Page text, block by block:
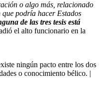
o algo más, relacionado
podría hacer Estados
de las tres tesis está
el alto funcionario en la
ningún pacto entre los dos
o conocimiento bélico. |